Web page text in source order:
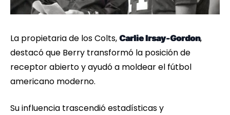
La propietaria de los Colts, Carlie Irsay-Gordon,
destacó que Berry transformó la posición de
receptor abierto y ayudó a moldear el fútbol
americano moderno.
Su influencia trascendió estadísticas y